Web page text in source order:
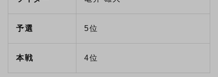
予選 5位
本戦 4位